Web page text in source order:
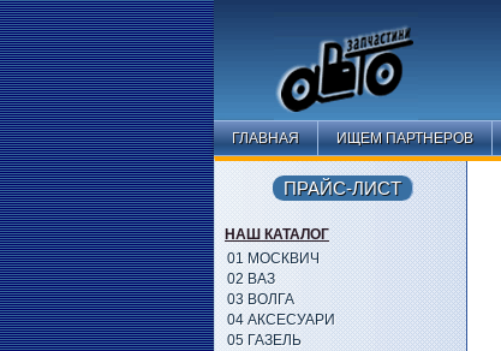
ГЛАВНАЯ ИЩЕМ ПАРТНЕРОВ
ПРАЙС-ЛИСТ
НАШ КАТАЛОГ
01 МОСКВИЧ
02 ВАЗ
03 ВОЛГА
04 АКСЕСУАРИ
05 ГАЗЕЛЬ